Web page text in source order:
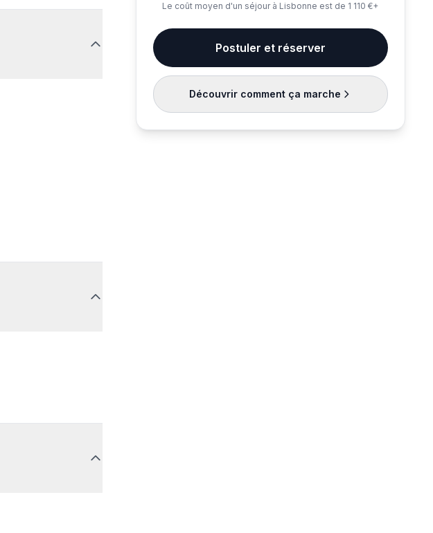
Le coût moyen d'un séjour à Lisbonne est de 1 110 €+
Postuler et réserver
Découvrir comment ça marche